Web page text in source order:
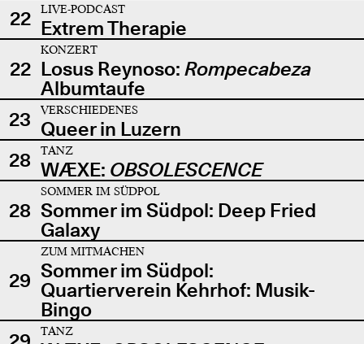
22
LIVE-PODCAST
Extrem Therapie
22
KONZERT
Losus Reynoso: Rompecabeza
Albumtaufe
23
VERSCHIEDENES
Queer in Luzern
28
TANZ
WÆXE: OBSOLESCENCE
28
SOMMER IM SÜDPOL
Sommer im Südpol: Deep Fried
Galaxy
29
ZUM MITMACHEN
Sommer im Südpol:
Quartierverein Kehrhof: Musik-
Bingo
TANZ